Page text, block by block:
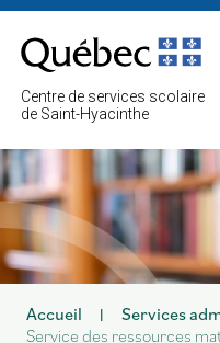
au
contenu
Centre de services scolaire
de Saint-Hyacinthe
Accueil | Services
Service des ressources